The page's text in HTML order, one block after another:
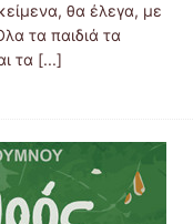
θα έλεγα, με
τα παιδιά τα
τα [...]